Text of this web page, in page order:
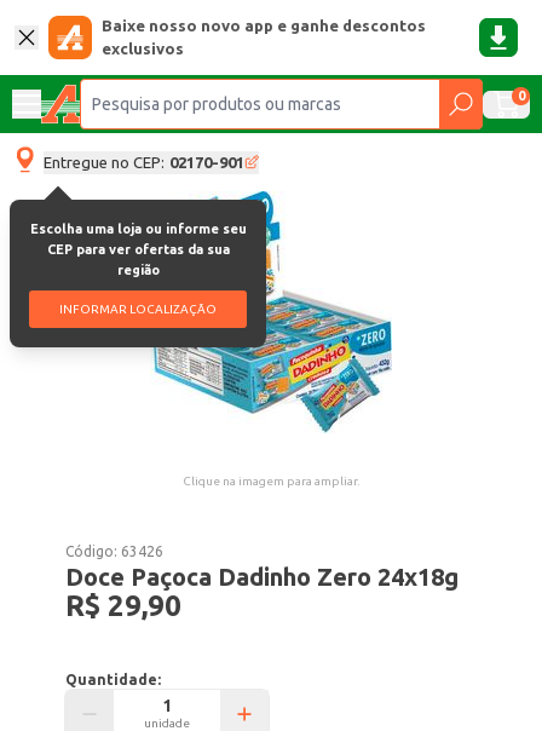
Baixe nosso novo app e ganhe descontos
exclusivos
0
Entregue no CEP: 02170-901
Escolha uma loja ou informe seu
CEP para ver ofertas da sua
região
INFORMAR LOCALIZAÇÃO
Clique na imagem para ampliar.
Código: 63426
Doce Paçoca Dadinho Zero 24x18g
R$ 29,90
Quantidade:
unidade